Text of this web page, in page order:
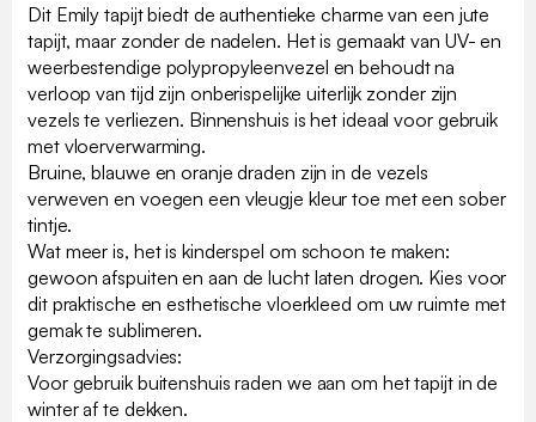
Dit Emily tapijt biedt de authentieke charme van een jute
tapijt, maar zonder de nadelen. Het is gemaakt van UV- en
weerbestendige polypropyleenvezel en behoudt na
verloop van tijd zijn onberispelijke uiterlijk zonder zijn
vezels te verliezen. Binnenshuis is het ideaal voor gebruik
met vloerverwarming.
Bruine, blauwe en oranje draden zijn in de vezels
verweven en voegen een vleugje kleur toe met een sober
tintje.
Wat meer is, het is kinderspel om schoon te maken:
gewoon afspuiten en aan de lucht laten drogen. Kies voor
dit praktische en esthetische vloerkleed om uw ruimte met
gemak te sublimeren.
Verzorgingsadvies:
Voor gebruik buitenshuis raden we aan om het tapijt in de
winter af te dekken.